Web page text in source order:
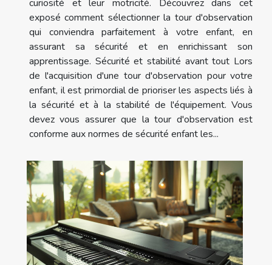
curiosité et leur motricité. Découvrez dans cet
exposé comment sélectionner la tour d'observation
qui conviendra parfaitement à votre enfant, en
assurant sa sécurité et en enrichissant son
apprentissage. Sécurité et stabilité avant tout Lors
de l'acquisition d'une tour d'observation pour votre
enfant, il est primordial de prioriser les aspects liés à
la sécurité et à la stabilité de l'équipement. Vous
devez vous assurer que la tour d'observation est
conforme aux normes de sécurité enfant les...